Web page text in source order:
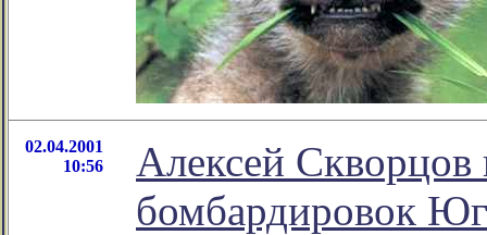
02.04.2001
10:56
Алексей Скворцов
бомбардировок